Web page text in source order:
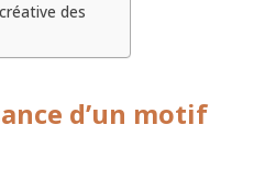
des
d’un motif